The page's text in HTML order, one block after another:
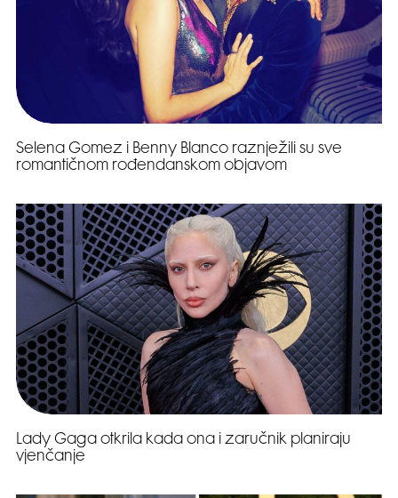
Selena Gomez i Benny Blanco raznježili su sve
romantičnom rođendanskom objavom
Lady Gaga otkrila kada ona i zaručnik planiraju
vjenčanje